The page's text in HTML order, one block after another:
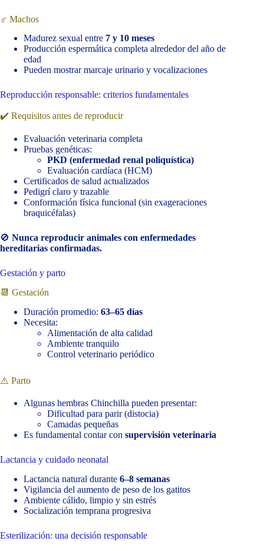
♂️ Machos
Madurez sexual entre 7 y 10 meses
Producción espermática completa alrededor del año de
edad
Pueden mostrar marcaje urinario y vocalizaciones
Reproducción responsable: criterios fundamentales
✔️ Requisitos antes de reproducir
Evaluación veterinaria completa
Pruebas genéticas:
PKD (enfermedad renal poliquística)
Evaluación cardíaca (HCM)
Certificados de salud actualizados
Pedigrí claro y trazable
Conformación física funcional (sin exageraciones
braquicéfalas)
🚫 Nunca reproducir animales con enfermedades
hereditarias confirmadas.
Gestación y parto
📆 Gestación
Duración promedio: 63–65 días
Necesita:
Alimentación de alta calidad
Ambiente tranquilo
Control veterinario periódico
⚠️ Parto
Algunas hembras Chinchilla pueden presentar:
Dificultad para parir (distocia)
Camadas pequeñas
Es fundamental contar con supervisión veterinaria
Lactancia y cuidado neonatal
Lactancia natural durante 6–8 semanas
Vigilancia del aumento de peso de los gatitos
Ambiente cálido, limpio y sin estrés
Socialización temprana progresiva
Esterilización: una decisión responsable